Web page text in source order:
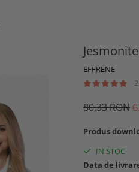
EFFRENE
80,33 RON
Produs
IN STOC
Data de